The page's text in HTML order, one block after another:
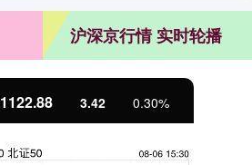
沪深京行情 实时轮播
1122.88 3.42 0.30%